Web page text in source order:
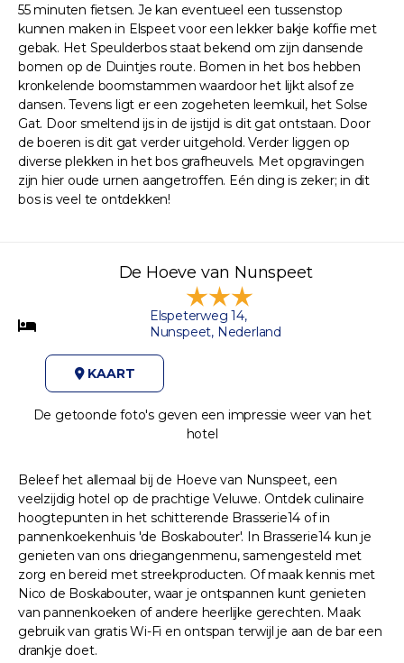
55 minuten fietsen. Je kan eventueel een tussenstop
kunnen maken in Elspeet voor een lekker bakje koffie met
gebak. Het Speulderbos staat bekend om zijn dansende
bomen op de Duintjes route. Bomen in het bos hebben
kronkelende boomstammen waardoor het lijkt alsof ze
dansen. Tevens ligt er een zogeheten leemkuil, het Solse
Gat. Door smeltend ijs in de ijstijd is dit gat ontstaan. Door
de boeren is dit gat verder uitgehold. Verder liggen op
diverse plekken in het bos grafheuvels. Met opgravingen
zijn hier oude urnen aangetroffen. Eén ding is zeker; in dit
bos is veel te ontdekken!
De Hoeve van Nunspeet
Elspeterweg 14,
Nunspeet, Nederland
KAART
De getoonde foto's geven een impressie weer van het
hotel
Beleef het allemaal bij de Hoeve van Nunspeet, een
veelzijdig hotel op de prachtige Veluwe. Ontdek culinaire
hoogtepunten in het schitterende Brasserie14 of in
pannenkoekenhuis 'de Boskabouter'. In Brasserie14 kun je
genieten van ons driegangenmenu, samengesteld met
zorg en bereid met streekproducten. Of maak kennis met
Nico de Boskabouter, waar je ontspannen kunt genieten
van pannenkoeken of andere heerlijke gerechten. Maak
gebruik van gratis Wi-Fi en ontspan terwijl je aan de bar een
drankje doet.